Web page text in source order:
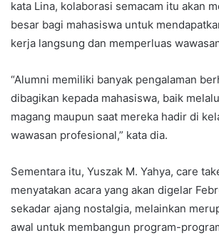
kata Lina, kolaborasi semacam itu akan
besar bagi mahasiswa untuk
kerja langsung dan memperluas
“Alumni memiliki banyak pengalaman
dibagikan kepada mahasiswa, baik
magang maupun saat mereka hadir di
wawasan profesional,” kata dia.
Sementara itu, Yuszak M. Yahya, care
menyatakan acara yang akan digelar
sekadar ajang nostalgia, melainkan
awal untuk membangun program-